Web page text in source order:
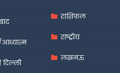
आध्यात्म
दिल्ली
राशिफल
राष्ट्रीय
लखनऊ